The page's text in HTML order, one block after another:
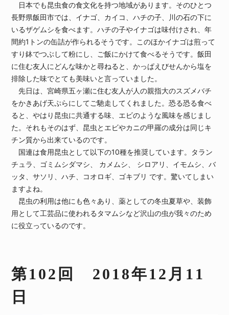
日本でも昆虫食の食文化を持つ地域があります。そのひとつ
長野県飯田市では、イナゴ、カイコ、ハチの子、川の石の下に
いるザゲムシを食べます。ハチの子やイナゴは味付けされ、年
間約1トンの缶詰が作られるそうです。このほかイナゴは煎って
すり鉢でつぶして粉にし、ご飯にかけて食べるそうです。飯田
に住む友人にどんな味かと尋ねると、かっぱえびせんから塩を
排除した味でとても美味いと言っていました。
先日は、宮崎県五ヶ瀬に住む友人が人の親指大のスズメバチ
をかきあげ天ぷらにしてご馳走してくれました。恐る恐る食べ
ると、やはり昆虫に共通する味、エビのような風味を感じまし
た。それもそのはず、昆虫とエビやカニの甲羅の成分は同じキ
チン質から出来ているのです。
国連は食用昆虫として以下の10種を推奨しています。タラン
チュラ、ゴミムシダマシ、 カメムシ、 シロアリ、イモムシ、バ
ッタ、サソリ、ハチ、コオロギ、ゴキブリ です。驚いてしまい
ますよね。
昆虫の利用は他にも色々あり、薬としての冬虫夏草や、装飾
用として工芸品に使われるタマムシなど沢山の虫が我々のため
に役立っているのです。
第102回 2018年12月11
日